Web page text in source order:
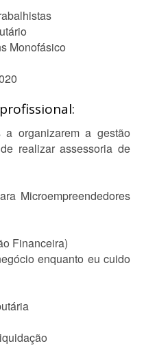
Monofásico
organizarem a gestão
realizar assessoria de
Microempreendedores
Financeira)
enquanto eu cuido